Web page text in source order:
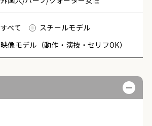
すべて
スチールモデル
映像モデル（動作・演技・セリフOK）